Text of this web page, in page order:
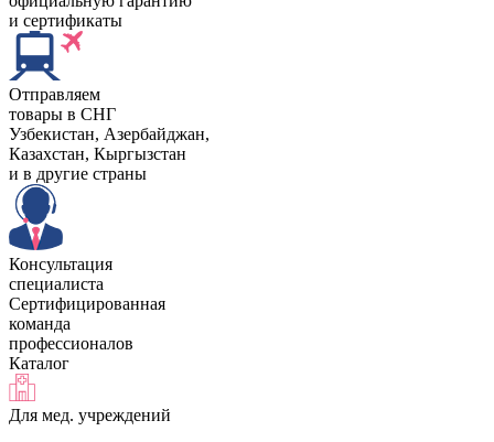
и сертификаты
Отправляем
товары в СНГ
Узбекистан, Aзербайджан,
Казахстан, Кыргызстан
и в другие страны
Консультация
специалиста
Сертифицированная
команда
профессионалов
Каталог
Для мед. учреждений